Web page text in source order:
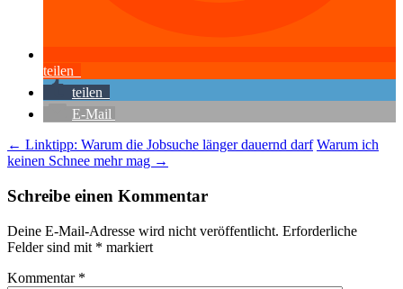
teilen
teilen
E-Mail
Beitragsnavigation
← Linktipp: Warum die Jobsuche länger dauernd darf Warum ich
keinen Schnee mehr mag →
Schreibe einen Kommentar
Deine E-Mail-Adresse wird nicht veröffentlicht. Erforderliche
Felder sind mit * markiert
Kommentar *